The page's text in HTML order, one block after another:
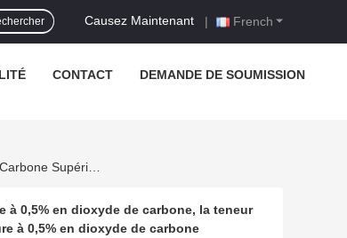
French
Causez Maintenant |
CONTACT DEMANDE DE SOUMISSION
0,5% en dioxyde de carbone, la teneur
à 0,5% en dioxyde de carbone